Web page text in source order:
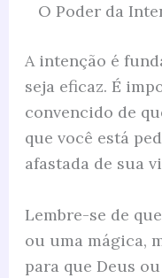
O Poder da
A intenção é
seja eficaz. É
convencido de
que você está
afastada de sua
Lembre-se de
ou uma mágica,
para que Deus